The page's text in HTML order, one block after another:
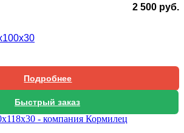
2 500 руб.
Подробнее
Быстрый заказ